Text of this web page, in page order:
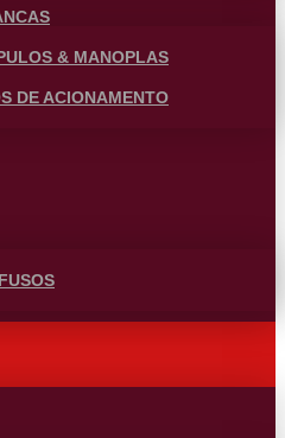
& MANOPLAS
DE ACIONAMENTO